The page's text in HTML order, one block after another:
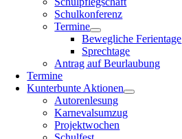
Schulkonferenz
Termine
Bewegliche Ferientage
Sprechtage
Antrag auf Beurlaubung
Termine
Kunterbunte Aktionen
Autorenlesung
Karnevalsumzug
Projektwochen